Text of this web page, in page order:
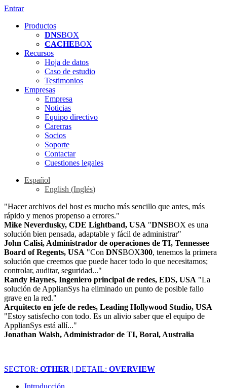
Entrar
Productos
DNSBOX
CACHEBOX
Recursos
Hoja de datos
Caso de estudio
Testimonios
Empresas
Empresa
Noticias
Equipo directivo
Carerras
Socios
Soporte
Contactar
Cuestiones legales
Español
English (Inglés)
"Hacer archivos del host es mucho más sencillo que antes, más
rápido y menos propenso a errores."
Mike Neverdusky, CDE Lightband, USA "DNSBOX es una
solución bien pensada, adaptable y fácil de administrar"
John Calisi, Administrador de operaciones de TI, Tennessee
Board of Regents, USA "Con DNSBOX300, tenemos la primera
solución que creemos que puede hacer todo lo que necesitamos;
controlar, auditar, seguridad..."
Randy Haynes, Ingeniero principal de redes, EDS, USA "La
solución de ApplianSys ha eliminado un punto de posible fallo
grave en la red."
Arquitecto en jefe de redes, Leading Hollywood Studio, USA
"Estoy satisfecho con todo. Es un alivio saber que el equipo de
ApplianSys está allí..."
Jonathan Walsh, Administrador de TI, Boral, Australia
SECTOR: OTHER | DETAIL: OVERVIEW
Introducción